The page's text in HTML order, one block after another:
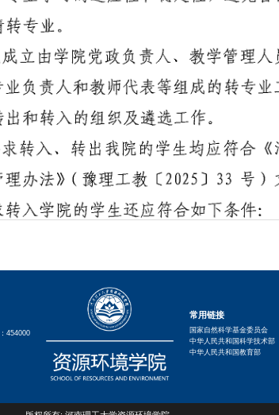
454000
常用链接
国家自然科学基金委员会
中华人民共和国科学技术部
中华人民共和国教育部